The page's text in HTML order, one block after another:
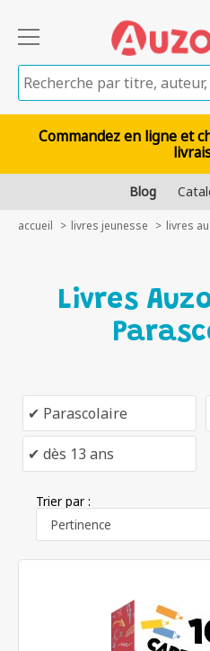
Commandez en ligne et
Blog
accueil livres jeunesse livres
Livres
Trier par :